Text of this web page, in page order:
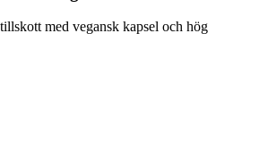
med vegansk kapsel och hög